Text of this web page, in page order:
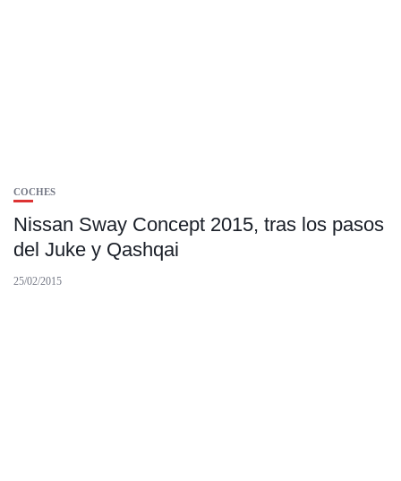
COCHES
Nissan Sway Concept 2015, tras los pasos
del Juke y Qashqai
25/02/2015